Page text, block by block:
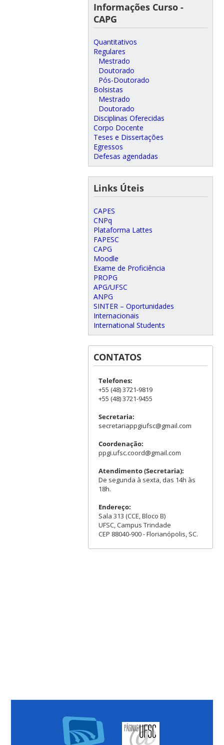
Informações Curso -
CAPG
Quantitativos
Regulares
Mestrado
Doutorado
Pós-Doutorado
Bolsistas
Mestrado
Doutorado
Disciplinas Oferecidas
Corpo Docente
Teses e Dissertações
Egressos
Defesas agendadas
Links Úteis
CAPES
CNPq
Plataforma Lattes
FAPESC
CAPG
Moodle
Exame de Proficiência
PROPG
APG/UFSC
ANPG
SINTER – Oportunidades
Internacionais
International Students
CONTATOS
Telefones:
+55 (48) 3721-9819
+55 (48) 3721-9455
Secretaria:
secretariappgiufsc@gmail.com
Coordenação:
ppgi.ufsc.coord@gmail.com
Atendimento (Secretaria):
De segunda à sexta, das 14h às
18h.
Endereço:
Sala 313 (CCE, Bloco B)
UFSC, Campus Trindade
CEP 88040-900 - Florianópolis, SC.